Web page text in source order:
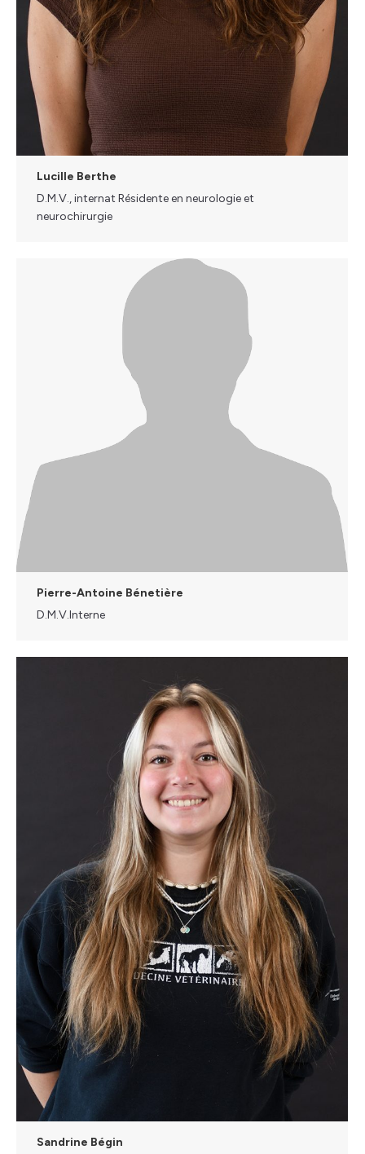
Lucille Berthe
D.M.V., internat Résidente en neurologie et
neurochirurgie
Pierre-Antoine Bénetière
D.M.V.Interne
Sandrine Bégin